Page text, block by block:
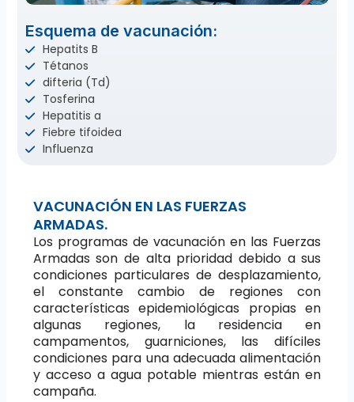
Esquema de vacunación:
Hepatits B
Tétanos
difteria (Td)
Tosferina
Hepatitis a
Fiebre tifoidea
Influenza
VACUNACIÓN EN LAS FUERZAS
ARMADAS.
Los programas de vacunación en las Fuerzas
Armadas son de alta prioridad debido a sus
condiciones particulares de desplazamiento,
el constante cambio de regiones con
características epidemiológicas propias en
algunas regiones, la residencia en
campamentos, guarniciones, las difíciles
condiciones para una adecuada alimentación
y acceso a agua potable mientras están en
campaña.